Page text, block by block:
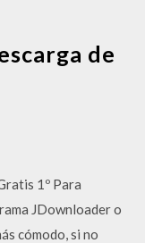
de
1º Para
JDownloader o
cómodo, si no